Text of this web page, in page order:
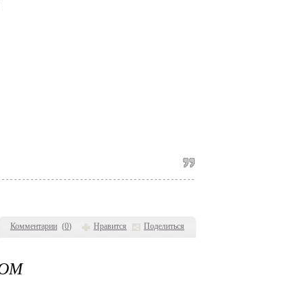
Комментарии (0) Нравится Поделиться